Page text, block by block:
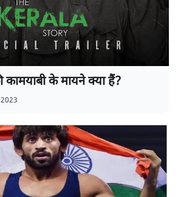
कामयाबी के मायने क्या हैं?